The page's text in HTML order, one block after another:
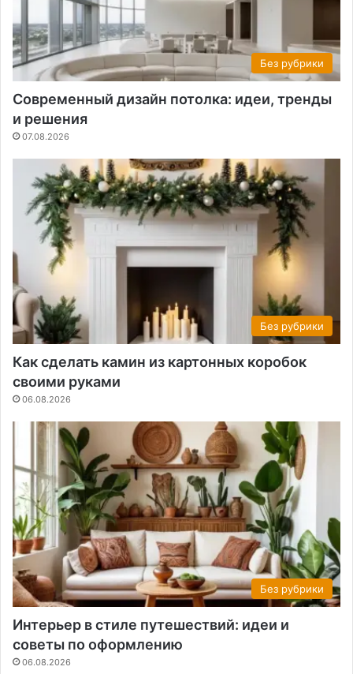
Без рубрики
Современный дизайн потолка: идеи, тренды
и решения
07.08.2026
Без рубрики
Как сделать камин из картонных коробок
своими руками
06.08.2026
Без рубрики
Интерьер в стиле путешествий: идеи и
советы по оформлению
06.08.2026